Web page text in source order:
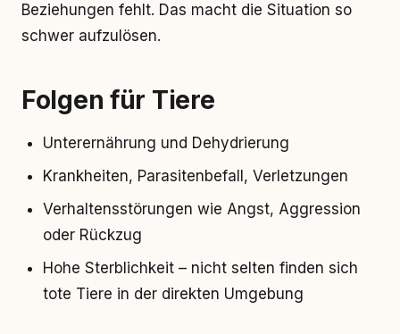
Beziehungen fehlt. Das macht die Situation so
schwer aufzulösen.
Folgen für Tiere
Unterernährung und Dehydrierung
Krankheiten, Parasitenbefall, Verletzungen
Verhaltensstörungen wie Angst, Aggression
oder Rückzug
Hohe Sterblichkeit – nicht selten finden sich
tote Tiere in der direkten Umgebung